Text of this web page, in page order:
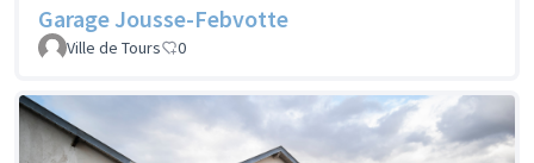
Garage Jousse-Febvotte
Ville de Tours 0